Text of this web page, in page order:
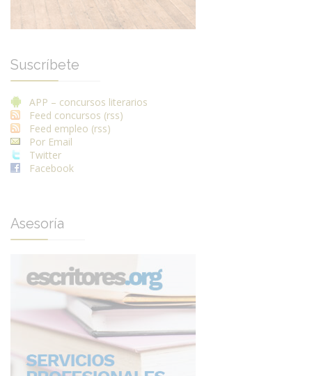
Suscríbete
APP – concursos literarios
Feed concursos (rss)
Feed empleo (rss)
Por Email
Twitter
Facebook
Asesoría